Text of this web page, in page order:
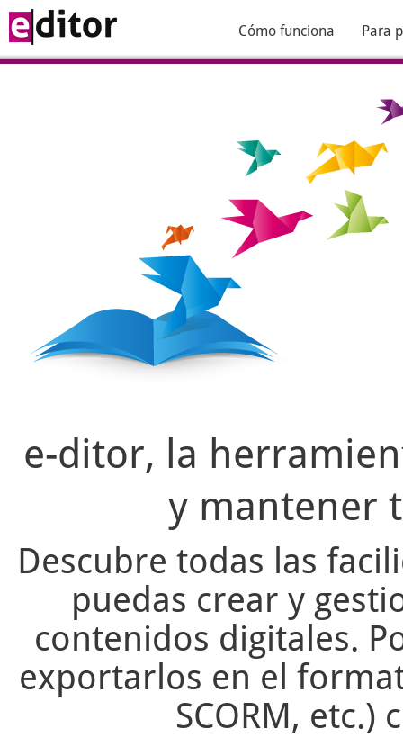
Cómo funciona Para
e-ditor, la
y mantener
Descubre todas las
puedas crear y
contenidos digitales.
exportarlos en el
SCORM, etc.)